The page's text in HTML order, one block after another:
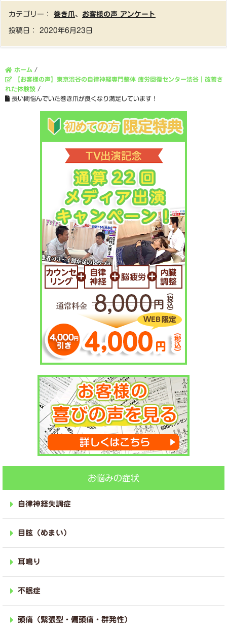
カテゴリー： 巻き爪、 お客様の声 アンケート
投稿日： 2020年6月23日
ホーム /
【お客様の声】東京渋谷の自律神経専門整体 疲労回復センター渋谷｜改善さ
れた体験談 /
長い間悩んでいた巻き爪が良くなり満足しています！
お悩みの症状
自律神経失調症
目眩（めまい）
耳鳴り
不眠症
頭痛（緊張型・偏頭痛・群発性）